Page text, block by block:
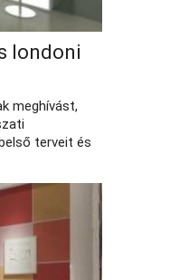
londoni
meghívást,
terveit és